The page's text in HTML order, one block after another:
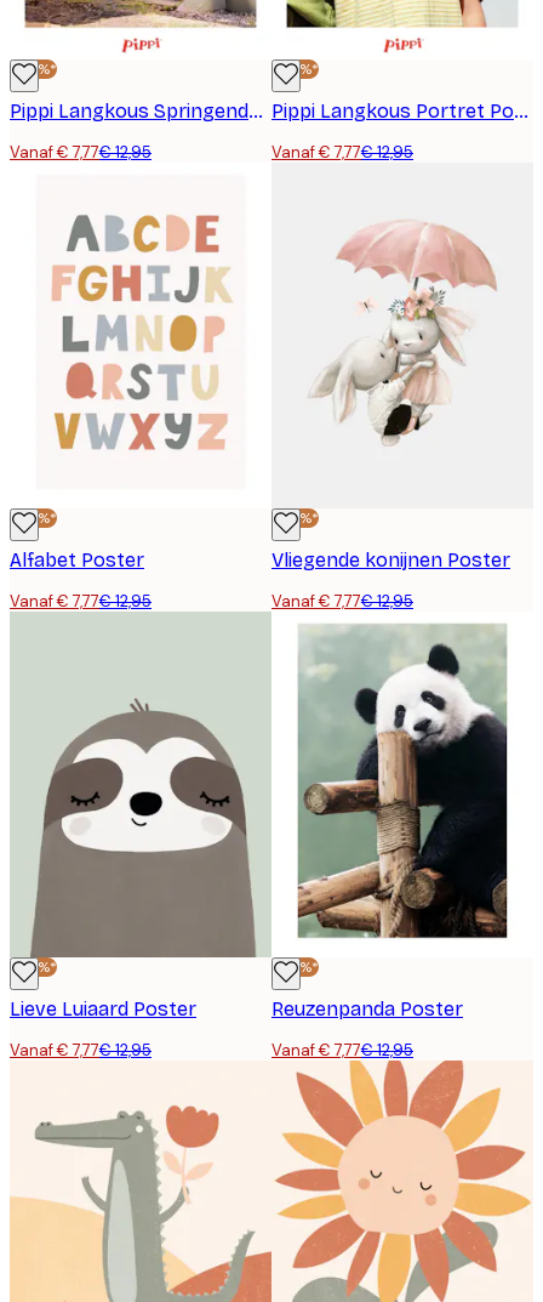
-40%*
Pippi Langkous Springende Poster
Vanaf € 7,77€ 12,95
-40%*
Pippi Langkous Portret Poster
Vanaf € 7,77€ 12,95
-40%*
Alfabet Poster
Vanaf € 7,77€ 12,95
-40%*
Vliegende konijnen Poster
Vanaf € 7,77€ 12,95
-40%*
Lieve Luiaard Poster
Vanaf € 7,77€ 12,95
-40%*
Reuzenpanda Poster
Vanaf € 7,77€ 12,95